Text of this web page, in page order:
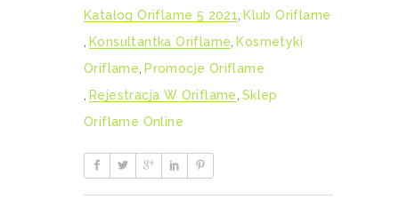
Katalog Oriflame 5 2021 Klub Oriflame
Konsultantka Oriflame Kosmetyki
Oriflame Promocje Oriflame
Rejestracja W Oriflame Sklep
Oriflame Online